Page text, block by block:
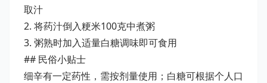
取汁
2. 将药汁倒入粳米100克中煮粥
3. 粥熟时加入适量白糖调味即可食用
## 民俗小贴士
细辛有一定药性，需按剂量使用；白糖可根据个人口